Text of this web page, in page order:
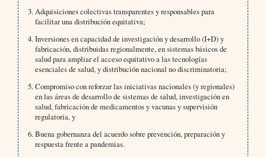
Adquisiciones colectivas transparentes y responsables para
facilitar una distribución equitativa;
Inversiones en capacidad de investigación y desarrollo (I+D) y
fabricación, distribuidas regionalmente, en sistemas básicos de
salud para ampliar el acceso equitativo a las tecnologías
esenciales de salud, y distribución nacional no discriminatoria;
Compromiso con reforzar las iniciativas nacionales (y regionales)
en las áreas de desarrollo de sistemas de salud, investigación en
salud, fabricación de medicamentos y vacunas y supervisión
regulatoria, y
Buena gobernanza del acuerdo sobre prevención, preparación y
respuesta frente a pandemias.